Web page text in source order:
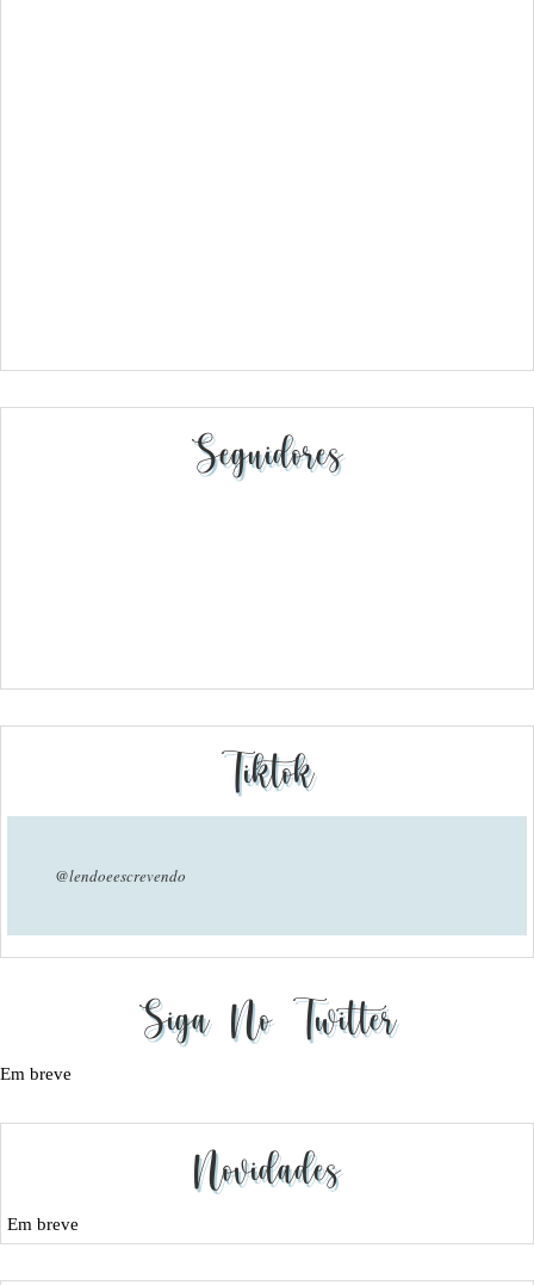
Seguidores
Tiktok
@lendoeescrevendo
Siga No Twitter
Em breve
Novidades
Em breve